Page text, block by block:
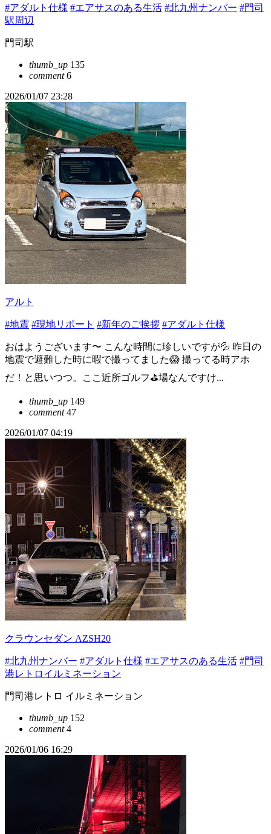
#アダルト仕様 #エアサスのある生活 #北九州ナンバー #門司
駅周辺
門司駅
thumb_up 135
comment6
2026/01/07 23:28
アルト
#地震 #現地リポート #新年のご挨拶 #アダルト仕様
おはようございます〜 こんな時間に珍しいですが💦 昨日の
地震で避難した時に暇で撮ってました😱 撮ってる時アホ
だ！と思いつつ。ここ近所ゴルフ⛳️場なんですけ...
thumb_up 149
comment47
2026/01/07 04:19
クラウンセダン AZSH20
#北九州ナンバー #アダルト仕様 #エアサスのある生活 #門司
港レトロイルミネーション
門司港レトロ イルミネーション
thumb_up 152
comment4
2026/01/06 16:29